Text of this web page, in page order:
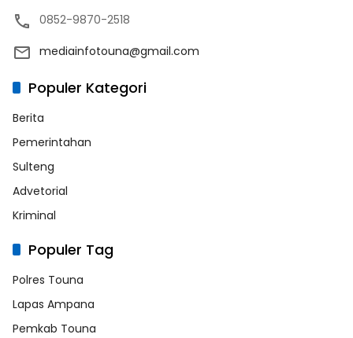
0852-9870-2518
mediainfotouna@gmail.com
Populer Kategori
Berita
Pemerintahan
Sulteng
Advetorial
Kriminal
Populer Tag
Polres Touna
Lapas Ampana
Pemkab Touna